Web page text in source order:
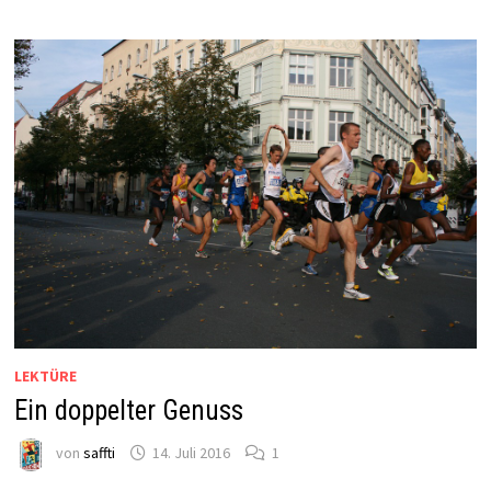
LEKTÜRE
Ein doppelter Genuss
von saffti 14. Juli 2016 1